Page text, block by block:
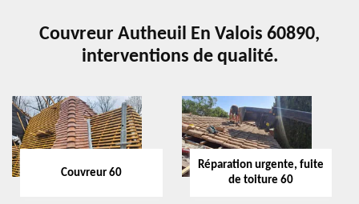
Couvreur Autheuil En Valois 60890,
interventions de qualité.
Couvreur 60
Réparation urgente, fuite
de toiture 60